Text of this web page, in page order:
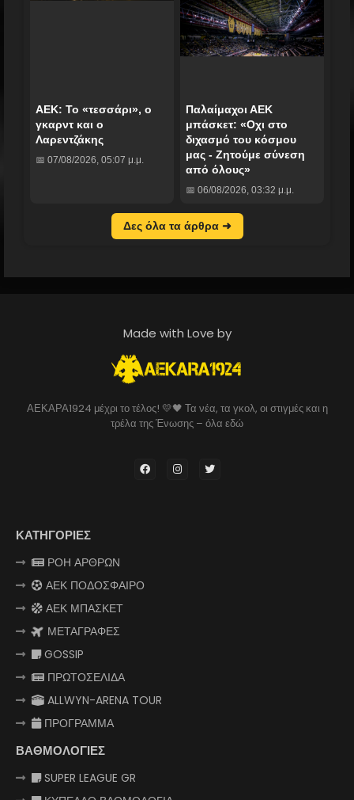
ΑΕΚ: Το «τεσσάρι», ο
γκαρντ και ο
Λαρεντζάκης
📅 07/08/2026, 05:07 μ.μ.
Παλαίμαχοι ΑΕΚ
μπάσκετ: «Οχι στο
διχασμό του κόσμου
μας - Ζητούμε σύνεση
από όλους»
📅 06/08/2026, 03:32 μ.μ.
Δες όλα τα άρθρα ➜
Made with Love by
ΑΕΚΑΡΑ1924 μέχρι το τέλος! 💛🖤 Τα νέα, τα γκολ, οι στιγμές και η
τρέλα της Ένωσης – όλα εδώ
ΚΑΤΗΓΟΡΙΕΣ
ΡΟΗ ΑΡΘΡΩΝ
ΑΕΚ ΠΟΔΟΣΦΑΙΡΟ
ΑΕΚ ΜΠΑΣΚΕΤ
ΜΕΤΑΓΡΑΦΕΣ
GOSSIP
ΠΡΩΤΟΣΕΛΙΔΑ
ALLWYN-ARENA TOUR
ΠΡΟΓΡΑΜΜΑ
ΒΑΘΜΟΛΟΓΙΕΣ
SUPER LEAGUE GR